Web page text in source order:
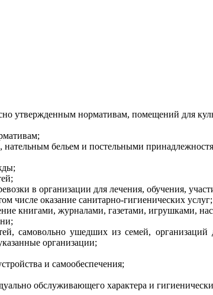
утвержденным нормативам, помещений для
бельем и постельными
в организации для лечения, обучения,
числе оказание санитарно-гигиенических услуг;
книгами, журналами, газетами, игрушками,
самовольно ушедших из семей, организаций
организации;
и самообеспечения;
обслуживающего характера и